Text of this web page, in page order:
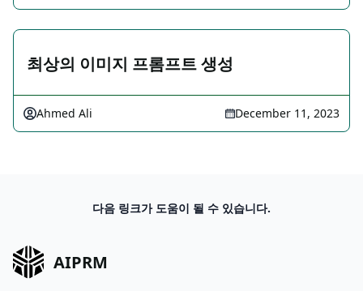
최상의 이미지 프롬프트 생성
Ahmed Ali December 11, 2023
다음 링크가 도움이 될 수 있습니다.
AIPRM